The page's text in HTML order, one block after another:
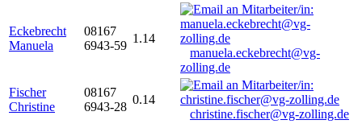
Eckebrecht
Manuela
08167
6943-59
1.14
manuela.eckebrecht@vg-
zolling.de
Fischer
Christine
08167
6943-28
0.14
christine.fischer@vg-zolling.de